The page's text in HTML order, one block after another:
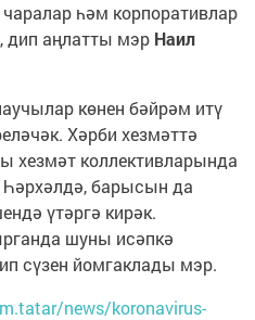
һәм корпоративлар
дип аңлатты мэр Наил
көнен бәйрәм итү
Хәрби хезмәттә
хезмәт коллективларында
барысын да
үтәргә кирәк.
шуны исәпкә
сүзен йомгаклады мэр.
news/koronavirus-